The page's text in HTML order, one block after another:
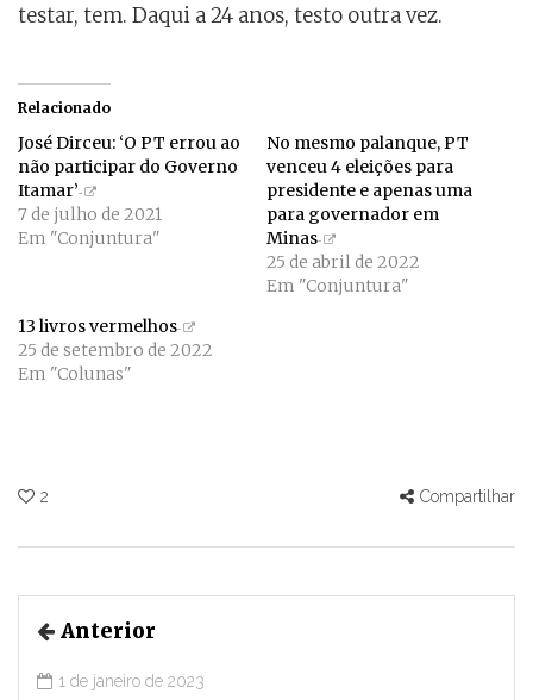
testar, tem. Daqui a 24 anos, testo outra vez.
Relacionado
José Dirceu: ‘O PT errou ao
não participar do Governo
Itamar’
7 de julho de 2021
Em "Conjuntura"
No mesmo palanque, PT
venceu 4 eleições para
presidente e apenas uma
para governador em
Minas
25 de abril de 2022
Em "Conjuntura"
13 livros vermelhos
25 de setembro de 2022
Em "Colunas"
2 Compartilhar
Anterior
1 de janeiro de 2023